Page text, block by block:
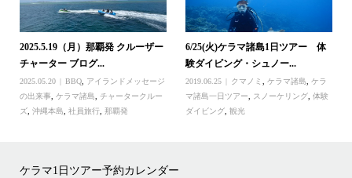
2025.5.19（月）那覇発 クルーザー
チャーター ブログ...
2025.05.20 BBQ, アイランドメッセージ
の出来事, ケラマ諸島, チャータークルー
ズ, 沖縄本島, 社員旅行, 那覇発
6/25(火)ケラマ諸島1日ツアー 体
験ダイビング・シュノー...
2019.06.25 クマノミ,ケラマ諸島,ケラ
マ諸島一日ツアー, スノーケリング,体験
ダイビング,観光
ケラマ1日ツアー予約カレンダー